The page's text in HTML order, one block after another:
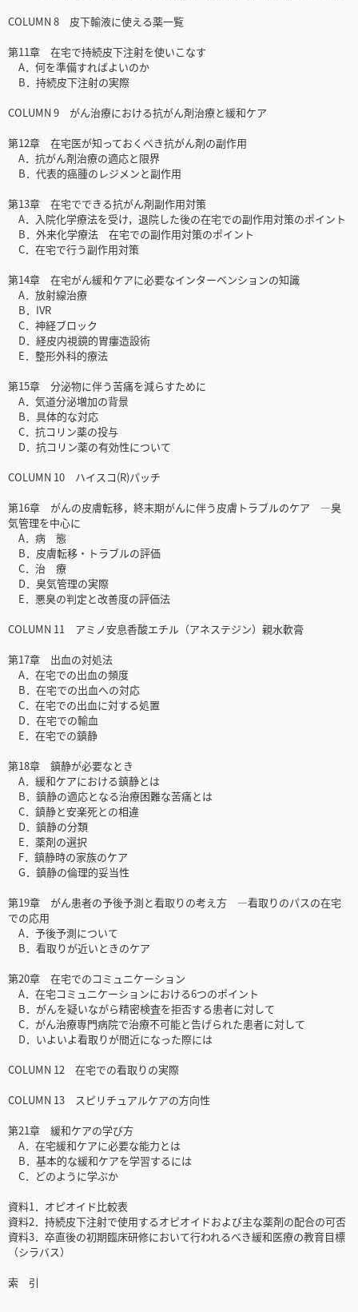
COLUMN 8 皮下輸液に使える薬一覧
第11章 在宅で持続皮下注射を使いこなす
A．何を準備すればよいのか
B．持続皮下注射の実際
COLUMN 9 がん治療における抗がん剤治療と緩和ケア
第12章 在宅医が知っておくべき抗がん剤の副作用
A．抗がん剤治療の適応と限界
B．代表的癌腫のレジメンと副作用
第13章 在宅でできる抗がん剤副作用対策
A．入院化学療法を受け，退院した後の在宅での副作用対策のポイント
B．外来化学療法 在宅での副作用対策のポイント
C．在宅で行う副作用対策
第14章 在宅がん緩和ケアに必要なインターベンションの知識
A．放射線治療
B．IVR
C．神経ブロック
D．経皮内視鏡的胃瘻造設術
E．整形外科的療法
第15章 分泌物に伴う苦痛を減らすために
A．気道分泌増加の背景
B．具体的な対応
C．抗コリン薬の投与
D．抗コリン薬の有効性について
COLUMN 10 ハイスコ(R)パッチ
第16章 がんの皮膚転移，終末期がんに伴う皮膚トラブルのケア —臭
気管理を中心に
A．病 態
B．皮膚転移・トラブルの評価
C．治 療
D．臭気管理の実際
E．悪臭の判定と改善度の評価法
COLUMN 11 アミノ安息香酸エチル（アネステジン）親水軟膏
第17章 出血の対処法
A．在宅での出血の頻度
B．在宅での出血への対応
C．在宅での出血に対する処置
D．在宅での輸血
E．在宅での鎮静
第18章 鎮静が必要なとき
A．緩和ケアにおける鎮静とは
B．鎮静の適応となる治療困難な苦痛とは
C．鎮静と安楽死との相違
D．鎮静の分類
E．薬剤の選択
F．鎮静時の家族のケア
G．鎮静の倫理的妥当性
第19章 がん患者の予後予測と看取りの考え方 —看取りのパスの在宅
での応用
A．予後予測について
B．看取りが近いときのケア
第20章 在宅でのコミュニケーション
A．在宅コミュニケーションにおける6つのポイント
B．がんを疑いながら精密検査を拒否する患者に対して
C．がん治療専門病院で治療不可能と告げられた患者に対して
D．いよいよ看取りが間近になった際には
COLUMN 12 在宅での看取りの実際
COLUMN 13 スピリチュアルケアの方向性
第21章 緩和ケアの学び方
A．在宅緩和ケアに必要な能力とは
B．基本的な緩和ケアを学習するには
C．どのように学ぶか
資料1．オピオイド比較表
資料2．持続皮下注射で使用するオピオイドおよび主な薬剤の配合の可否
資料3．卒直後の初期臨床研修において行われるべき緩和医療の教育目標
（シラバス）
索 引